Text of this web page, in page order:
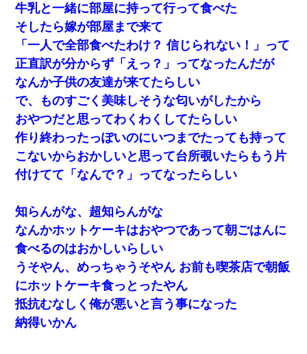
牛乳と一緒に部屋に持って行って食べた
そしたら嫁が部屋まで来て
「一人で全部食べたわけ？ 信じられない！」って
正直訳が分からず「えっ？」ってなったんだが
なんか子供の友達が来てたらしい
で、ものすごく美味しそうな匂いがしたから
おやつだと思ってわくわくしてたらしい
作り終わったっぽいのにいつまでたっても持って
こないからおかしいと思って台所覗いたらもう片
付けてて「なんで？」ってなったらしい
知らんがな、超知らんがな
なんかホットケーキはおやつであって朝ごはんに
食べるのはおかしいらしい
うそやん、めっちゃうそやん お前も喫茶店で朝飯
にホットケーキ食っとったやん
抵抗むなしく俺が悪いと言う事になった
納得いかん